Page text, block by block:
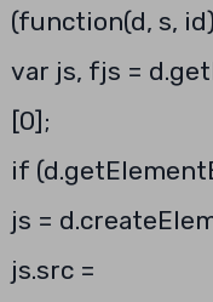
(function(d, s,
var js, fjs =
[0];
if
js =
js.src =